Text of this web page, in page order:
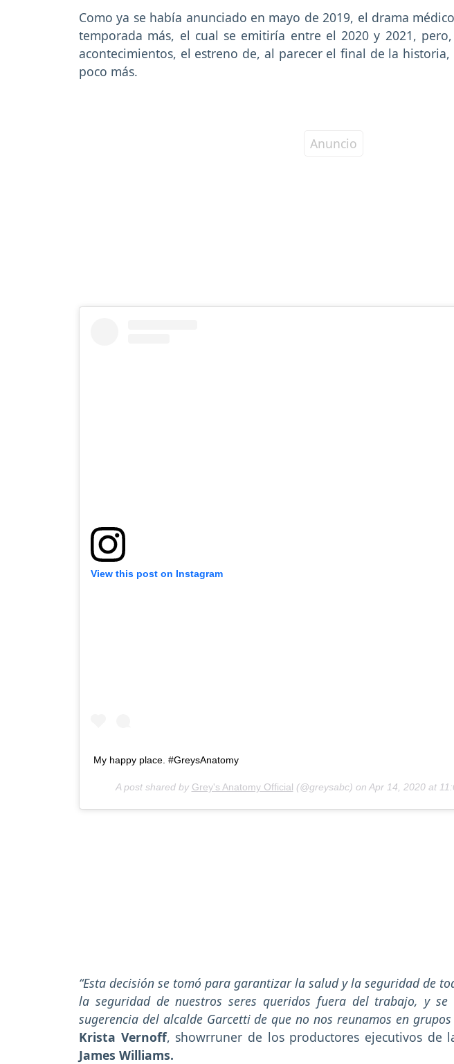
Como ya se había anunciado en mayo de 2019, el drama
temporada más, el cual se emitiría entre el 2020 y 2021,
acontecimientos, el estreno de, al parecer el final de la
poco más.
View this post on Instagram
My happy place. #GreysAnatomy
A post shared by Grey's Anatomy Official (@greysabc) on Apr 14, 2020 at
“Esta decisión se tomó para garantizar la salud y la seguridad de
la seguridad de nuestros seres queridos fuera del trabajo, y
sugerencia del alcalde Garcetti de que no nos reunamos en grupos
Krista Vernoff, showrruner de los productores ejecutivos de
James Williams.